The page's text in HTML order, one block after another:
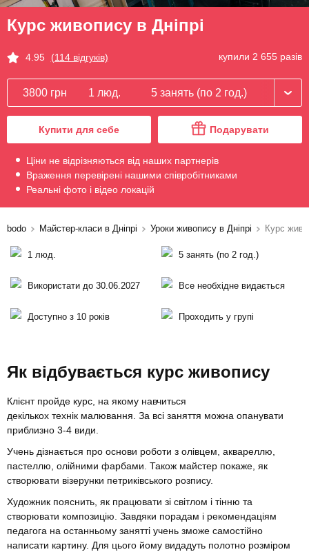
Курс живопису в Дніпрі
4.95 (114 відгуків) купили 2 655 разів
3800 грн 1 люд. 5 занять (по 2 год.)
Купити для себе Подарувати
Ціни не відрізняються від наших партнерів
Враження перевірені нашими співробітниками
Реальні фото і відео локацій
bodo Майстер-класи в Дніпрі Уроки живопису в Дніпрі Курс
1 люд. 5 занять (по 2 год.)
Використати до 30.06.2027 Все необхідне видається
Доступно з 10 років Проходить у групі
Як відбувається курс живопису
Клієнт пройде курс, на якому навчиться
декількох технік малювання. За всі заняття можна опанувати
приблизно 3-4 види.
Учень дізнається про основи роботи з олівцем, аквареллю,
пастеллю, олійними фарбами. Також майстер покаже, як
створювати візерунки петриківського розпису.
Художник пояснить, як працювати зі світлом і тінню та
створювати композицію. Завдяки порадам і рекомендаціям
педагога на останньому занятті учень зможе самостійно
написати картину. Для цього йому видадуть полотно розміром